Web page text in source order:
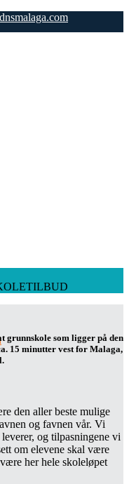
grunnskole som ligger på den
15 minutter vest for Malaga,
den aller beste mulige
og favnen vår. Vi
og tilpasningene vi
om elevene skal være
her hele skoleløpet